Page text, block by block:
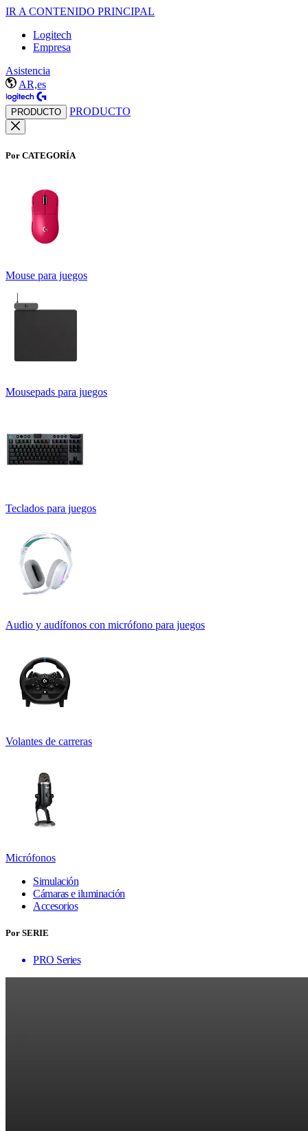
IR A CONTENIDO PRINCIPAL
Logitech
Empresa
Asistencia
AR,es
PRODUCTO PRODUCTO
Por CATEGORÍA
Mouse para juegos
Mousepads para juegos
Teclados para juegos
Audio y audífonos con micrófono para juegos
Volantes de carreras
Micrófonos
Simulación
Cámaras e iluminación
Accesorios
Por SERIE
PRO Series